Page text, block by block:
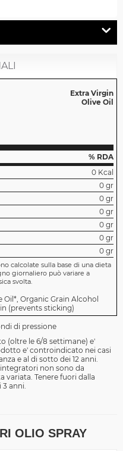
Extra Virgin
Olive Oil
% RDA
0 Kcal
0 gr
0 gr
0 gr
0 gr
0 gr
0 gr
calcolate sulla base di una dieta
giornaliero può variare a
svolta.
Organic Grain Alcohol
(prevents sticking)
di pressione
(oltre le 6/8 settimane) e'
e' controindicato nei casi
e al di sotto dei 12 anni.
non sono da
variata. Tenere fuori dalla
anni.
OLIO SPRAY